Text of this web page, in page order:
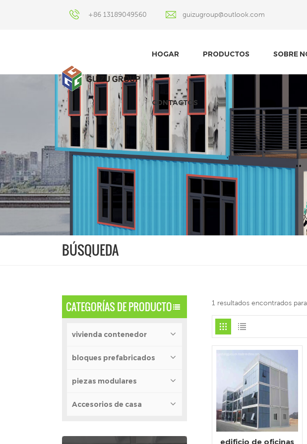
+86 13189049560 guizugroup@outlook.com
HOGAR PRODUCTOS SOBRE
CONTACTOS
BÚSQUEDA
CATEGORÍAS DE PRODUCTO
vivienda contenedor
bloques prefabricados
piezas modulares
Accesorios de casa
1 resultados encontrados
edificio de oficinas